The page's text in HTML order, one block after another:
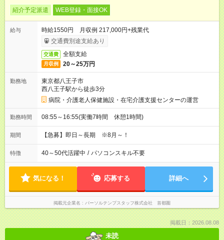
紹介予定派遣 WEB登録・面接OK
給与
時給1550円 月収例 217,000円+残業代
交通費別途支給あり
交通費 全額支給
月収例 20～25万円
勤務地
東京都八王子市
西八王子駅から徒歩3分
病院・介護老人保健施設・在宅介護支援センターの運営
勤務時間 08:55～16:55(実働7時間 休憩1時間)
期間 【急募】即日～長期 ※8月～！
特徴 40～50代活躍中 / パソコンスキル不要
気になる！ 応募する 詳細へ
掲載元企業名 パーソルテンプスタッフ株式会社 首都圏
掲載日：2026.08.08
未読